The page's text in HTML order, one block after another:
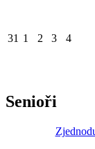
31 1 2 3 4
Senioři